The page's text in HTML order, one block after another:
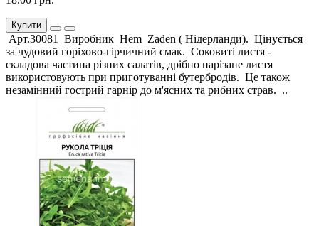
Купити
Арт.30081 Виробник Hem Zaden ( Нідерланди). Цінується
за чудовий горіхово-гірчичний смак. Соковиті листя -
складова частина різних салатів, дрібно нарізане листя
використовують при приготуванні бутербродів. Це також
незамінний гострий гарнір до м'ясних та рибних страв. ..